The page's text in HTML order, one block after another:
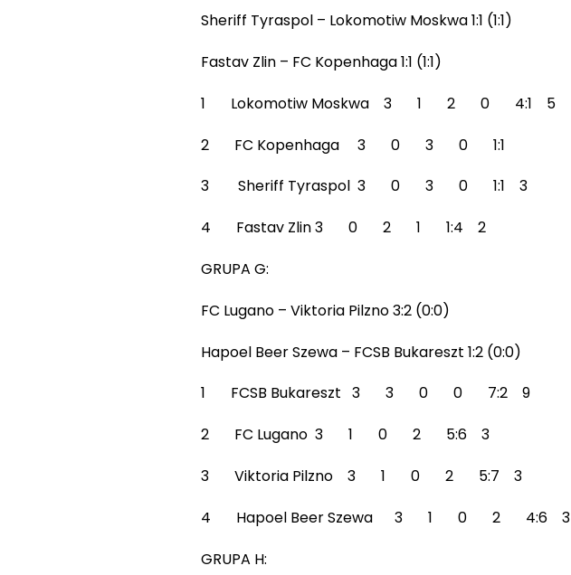
Sheriff Tyraspol – Lokomotiw Moskwa 1:1 (1:1)
Fastav Zlin – FC Kopenhaga 1:1 (1:1)
1 Lokomotiw Moskwa 3 1 2 0 4:1 5
2 FC Kopenhaga 3 0 3 0 1:1
3 Sheriff Tyraspol 3 0 3 0 1:1 3
4 Fastav Zlin 3 0 2 1 1:4 2
GRUPA G:
FC Lugano – Viktoria Pilzno 3:2 (0:0)
Hapoel Beer Szewa – FCSB Bukareszt 1:2 (0:0)
1 FCSB Bukareszt 3 3 0 0 7:2 9
2 FC Lugano 3 1 0 2 5:6 3
3 Viktoria Pilzno 3 1 0 2 5:7 3
4 Hapoel Beer Szewa 3 1 0 2 4:6 3
GRUPA H: